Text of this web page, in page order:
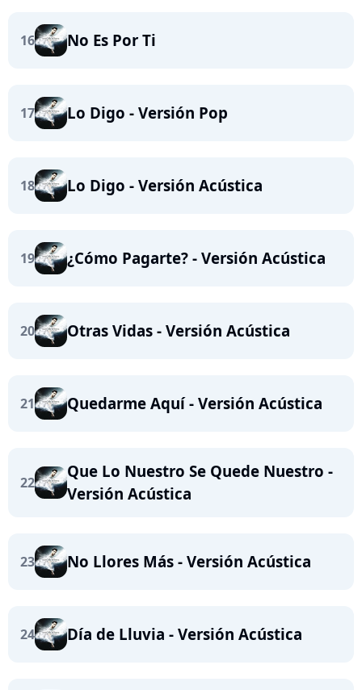
16 No Es Por Ti
17 Lo Digo - Versión Pop
18 Lo Digo - Versión Acústica
19 ¿Cómo Pagarte? - Versión Acústica
20 Otras Vidas - Versión Acústica
21 Quedarme Aquí - Versión Acústica
22
Que Lo Nuestro Se Quede Nuestro -
Versión Acústica
23 No Llores Más - Versión Acústica
24 Día de Lluvia - Versión Acústica